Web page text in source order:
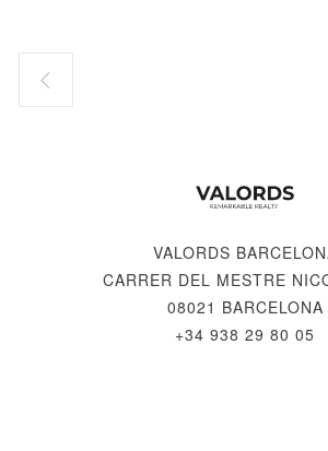
VALORDS
CARRER DEL MESTRE
08021 BARCELONA
+34 938 29 80 05